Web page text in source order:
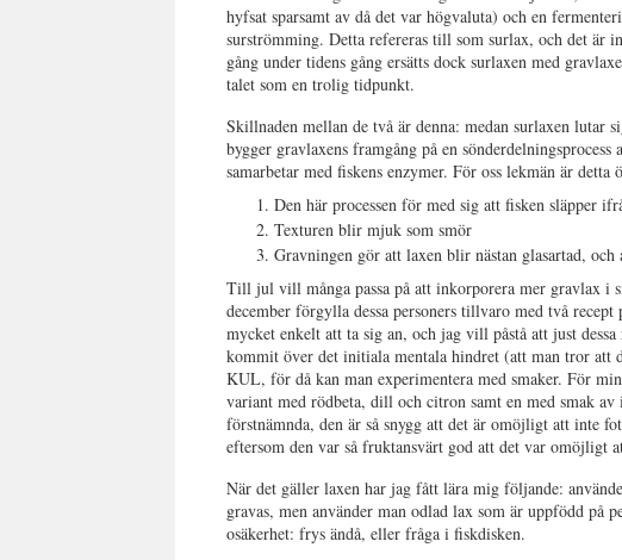
hyfsat sparsamt av då det var högvaluta) och en
surströmming. Detta refereras till som surlax, och det är
gång under tidens gång ersätts dock surlaxen med
talet som en trolig tidpunkt.
Skillnaden mellan de två är denna: medan surlaxen lutar
bygger gravlaxens framgång på en
samarbetar med fiskens enzymer. För oss lekmän är
Den här processen för med sig att fisken släpper
Texturen blir mjuk som smör
Gravningen gör att laxen blir nästan glasartad,
Till jul vill många passa på att inkorporera mer gravlax i
december förgylla dessa personers tillvaro med två
mycket enkelt att ta sig an, och jag vill påstå att just
kommit över det initiala mentala hindret (att man tror att
KUL, för då kan man experimentera med smaker. För
variant med rödbeta, dill och citron samt en med smak
förstnämnda, den är så snygg att det är omöjligt att inte
eftersom den var så fruktansvärt god att det var omöjligt
När det gäller laxen har jag fått lära mig följande:
gravas, men använder man odlad lax som är uppfödd
osäkerhet: frys ändå, eller fråga i fiskdisken.